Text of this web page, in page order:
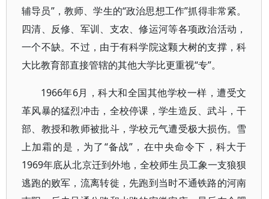
辅导员”，教师、学生的“政治思想工作”抓得非常紧。
四清、反修、军训、支农、修运河等各项政治活动，
一个不缺。不过，由于有科学院这颗大树的支撑，科
大比教育部直接管辖的其他大学比更重视“专”。
1966年6月，科大和全国其他学校一样，遭受文
革风暴的猛烈冲击，全校停课，学生造反、武斗，干
部、教授和教师被批斗，学校元气遭受极大损伤。雪
上加霜的是，为了“备战”，在中央命令下，科大于
1969年底从北京迁到外地，全校师生员工象一支狼狈
逃跑的败军，流离转徙，先跑到当时不通铁路的河南